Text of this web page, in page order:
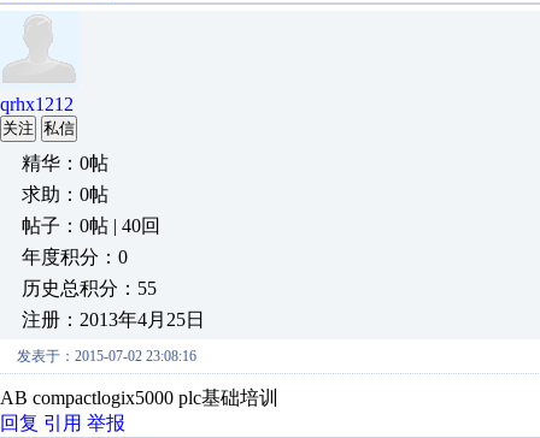
qrhx1212
关注 私信
精华：0帖
求助：0帖
帖子：0帖 | 40回
年度积分：0
历史总积分：55
注册：2013年4月25日
发表于：2015-07-02 23:08:16
AB compactlogix5000 plc基础培训
回复 引用 举报